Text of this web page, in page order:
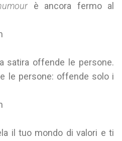
è ancora fermo al
satira offende le persone.
le persone: offende solo i
il tuo mondo di valori e ti